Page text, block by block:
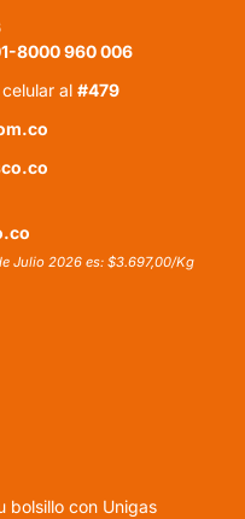
8000 960 006
celular al#479
Julio 2026 es: $3.697,00/Kg
bolsillo con Unigas